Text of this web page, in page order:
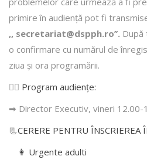
primire în audienţă pot fi
,, secretariat@dspph.ro’’.
o confirmare cu numărul de
ziua şi ora programării.
👩‍⚕️ Program audiențe:
➡ Director Executiv, vineri 12.00-
📃CERERE PENTRU ÎNSCRIEREA
👩 Urgente adulti